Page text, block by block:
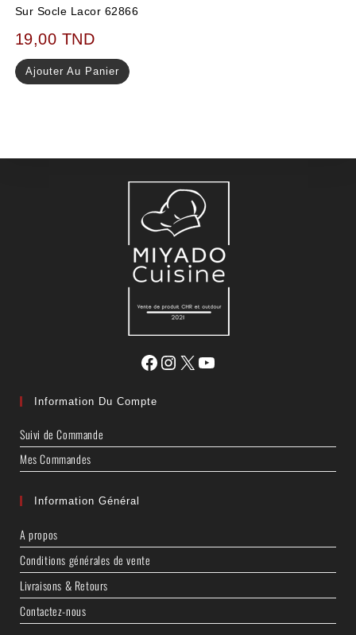
Sur Socle Lacor 62866
19,00 TND
Ajouter Au Panier
Information Du Compte
Suivi de Commande
Mes Commandes
Information Général
A propos
Conditions générales de vente
Livraisons & Retours
Contactez-nous